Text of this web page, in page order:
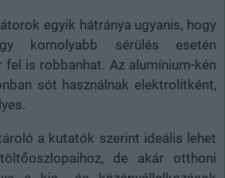
egyik hátránya ugyanis, hogy
komolyabb sérülés esetén
fel is robbanhat. Az alumínium-kén
sót használnak elektrolitként,
a kutatók szerint ideális lehet
de akár otthoni